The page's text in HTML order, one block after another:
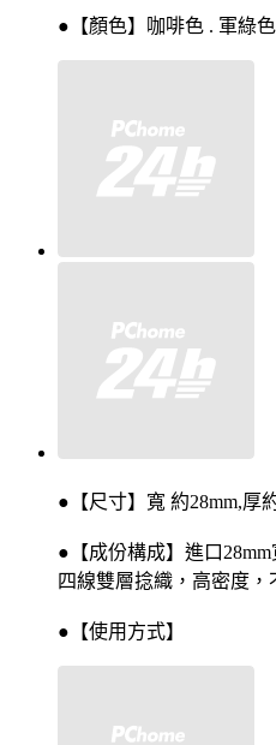
●【顏色】咖啡色 . 軍綠
●【尺寸】寬 約28mm,厚
●【成份構成】進口
四線雙層捻織，高密度，
●【使用方式】